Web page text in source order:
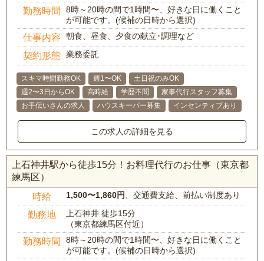
勤務時間
8時～20時の間で1時間〜、好きな日に働くこと
が可能です。(候補の日時から選択)
仕事内容 朝食、昼食、夕食の献立･調理など
契約形態 業務委託
スキマ時間勤務OK 週1〜OK
土日祝のみOK
週2〜3日からOK
高時給 学歴不問
家事代行スタッフ募集
お手伝いさんの求人
ハウスキーパー募集 インセンティブあり
この求人の詳細を見る
上石神井駅から徒歩15分！お料理代行のお仕事（東京都
練馬区）
時給 1,500〜1,860円 、交通費支給、前払い制度あり
勤務地
上石神井 徒歩15分
（東京都練馬区付近）
勤務時間
8時～20時の間で1時間〜、好きな日に働くこと
が可能です。(候補の日時から選択)